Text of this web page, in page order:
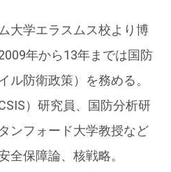
大学エラスムス校より博
年から13年までは国防
ル防衛政策）を務める。
）研究員、国防分析研
ンフォード大学教授など
全保障論、核戦略。